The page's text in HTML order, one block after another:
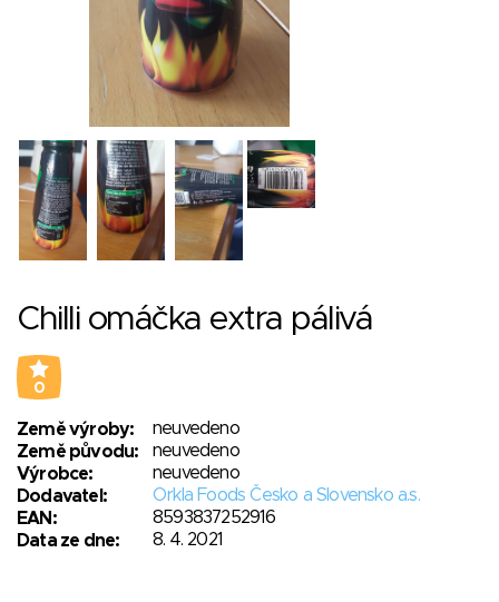
Chilli omáčka extra pálivá
0
Země výroby:
neuvedeno
Země původu:
neuvedeno
Výrobce:
neuvedeno
Dodavatel:
Orkla Foods Česko a Slovensko a.s.
EAN:
8593837252916
Data ze dne:
8. 4. 2021